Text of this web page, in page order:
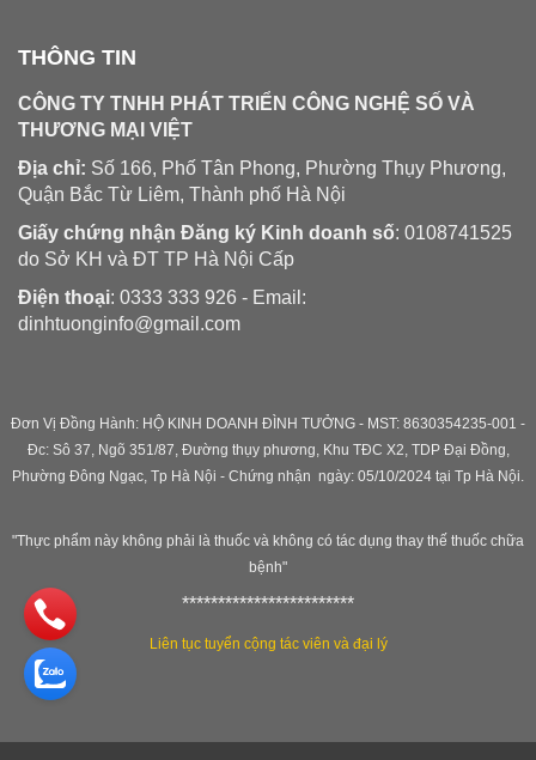
THÔNG TIN
CÔNG TY TNHH PHÁT TRIỂN CÔNG NGHỆ SỐ VÀ
THƯƠNG MẠI VIỆT
Địa chỉ: Số 166, Phố Tân Phong, Phường Thụy Phương,
Quận Bắc Từ Liêm, Thành phố Hà Nội
Giấy chứng nhận Đăng ký Kinh doanh số: 0108741525
do Sở KH và ĐT TP Hà Nội Cấp
Điện thoại: 0333 333 926 - Email:
dinhtuonginfo@gmail.com
Đơn Vị Đồng Hành: HỘ KINH DOANH ĐÌNH TƯỞNG - MST: 8630354235-001 -
Đc: Sô 37, Ngõ 351/87, Đường thụy phương, Khu TĐC X2, TDP Đại Đồng,
Phường Đông Ngạc, Tp Hà Nội - C hứng nhận ngày: 05/10/2024 tại Tp Hà Nội.
"Thực phẩm này không phải là thuốc và không có tác dụng thay thế thuốc chữa
bệnh"
************************
Liên tục tuyển cộng tác viên và đại lý